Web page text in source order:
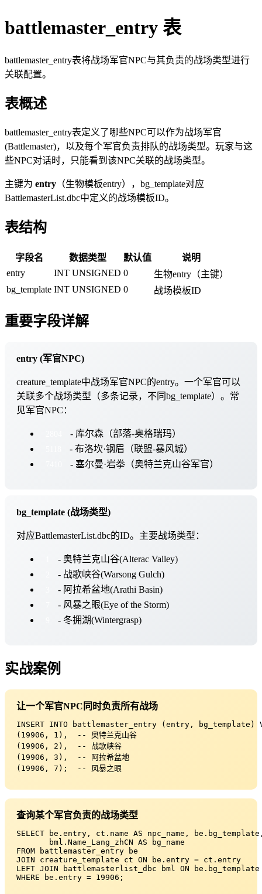
battlemaster_entry 表
battlemaster_entry表将战场军官NPC与其负责的战场类型进行
关联配置。
表概述
battlemaster_entry表定义了哪些NPC可以作为战场军官
(Battlemaster)，以及每个军官负责排队的战场类型。玩家与这
些NPC对话时，只能看到该NPC关联的战场类型。
主键为 entry （生物模板entry），bg_template对应
BattlemasterList.dbc中定义的战场模板ID。
表结构
字段名 数据类型 默认值
说明
entry
INT UNSIGNED 0
生物entry（主键）
bg_template INT UNSIGNED 0 战场模板ID
重要字段详解
entry (军官NPC)
creature_template中战场军官NPC的entry。一个军官可以
关联多个战场类型（多条记录，不同bg_template）。常
见军官NPC：
- 库尔森（部落-奥格瑞玛）
- 布洛坎·钢眉（联盟-暴风城）
- 塞尔曼·岩拳（奥特兰克山谷军官）
bg_template (战场类型)
对应BattlemasterList.dbc的ID。主要战场类型：
- 奥特兰克山谷(Alterac Valley)
- 战歌峡谷(Warsong Gulch)
- 阿拉希盆地(Arathi Basin)
- 风暴之眼(Eye of the Storm)
- 冬拥湖(Wintergrasp)
实战案例
让一个军官NPC同时负责所有战场
INSERT INTO battlemaster_entry (entry, bg_template)
(19906, 1),  -- 奥特兰克山谷
(19906, 2),  -- 战歌峡谷
(19906, 3),  -- 阿拉希盆地
(19906, 7);  -- 风暴之眼
查询某个军官负责的战场类型
SELECT be.entry, ct.name AS npc_name,
       bml.Name_Lang_zhCN AS bg_name
FROM battlemaster_entry be
JOIN creature_template ct ON be.entry = ct.entry
LEFT JOIN battlemasterlist_dbc bml ON
WHERE be.entry = 19906;